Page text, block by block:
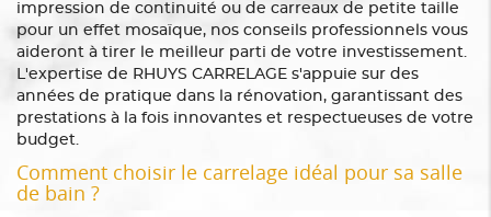
impression de continuité ou de carreaux de petite taille
pour un effet mosaïque, nos conseils professionnels vous
aideront à tirer le meilleur parti de votre investissement.
L'expertise de RHUYS CARRELAGE s'appuie sur des
années de pratique dans la rénovation, garantissant des
prestations à la fois innovantes et respectueuses de votre
budget.
Comment choisir le carrelage idéal pour sa salle
de bain ?